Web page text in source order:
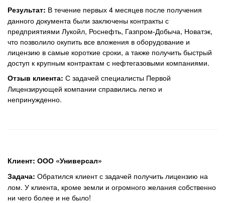
Результат: В течение первых 4 месяцев после получения
данного документа были заключены контракты с
предприятиями Лукойл, Роснефть, Газпром-Добыча, Новатэк,
что позволило окупить все вложения в оборудование и
лицензию в самые короткие сроки, а также получить быстрый
доступ к крупным контрактам с нефтегазовыми компаниями.
Отзыв клиента: С задачей специалисты Первой
Лицензирующей компании справились легко и
непринужденно.
Клиент: ООО «Универсал»
Задача: Обратился клиент с задачей получить лицензию на
лом. У клиента, кроме земли и огромного желания собственно
ни чего более и не было!